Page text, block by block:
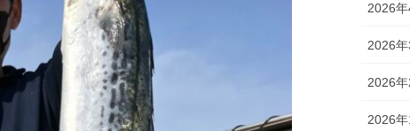
2026
2026
2026
2026